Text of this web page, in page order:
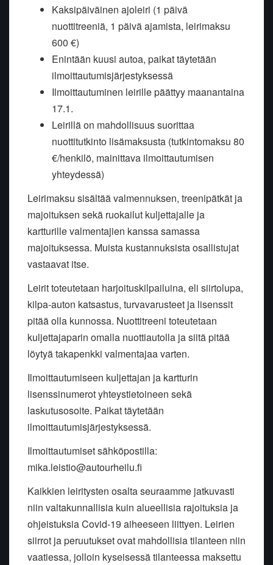
Kaksipäiväinen ajoleiri (1 päivä
nuottitreeniä, 1 päivä ajamista, leirimaksu
600 €)
Enintään kuusi autoa, paikat täytetään
ilmoittautumisjärjestyksessä
Ilmoittautuminen leirille päättyy maanantaina
17.1.
Leirillä on mahdollisuus suorittaa
nuottitutkinto lisämaksusta (tutkintomaksu 80
€/henkilö, mainittava ilmoittautumisen
yhteydessä)
Leirimaksu sisältää valmennuksen, treenipätkät ja
majoituksen sekä ruokailut kuljettajalle ja
kartturille valmentajien kanssa samassa
majoituksessa. Muista kustannuksista osallistujat
vastaavat itse.
Leirit toteutetaan harjoituskilpailuina, eli siirtolupa,
kilpa-auton katsastus, turvavarusteet ja lisenssit
pitää olla kunnossa. Nuottitreeni toteutetaan
kuljettajaparin omalla nuottiautolla ja siitä pitää
löytyä takapenkki valmentajaa varten.
Ilmoittautumiseen kuljettajan ja kartturin
lisenssinumerot yhteystietoineen sekä
laskutusosoite. Paikat täytetään
ilmoittautumisjärjestyksessä.
Ilmoittautumiset sähköpostilla:
mika.leistio@autourheilu.fi
Kaikkien leiritysten osalta seuraamme jatkuvasti
niin valtakunnallisia kuin alueellisia rajoituksia ja
ohjeistuksia Covid-19 aiheeseen liittyen. Leirien
siirrot ja peruutukset ovat mahdollisia tilanteen niin
vaatiessa, jolloin kyseisessä tilanteessa maksettu